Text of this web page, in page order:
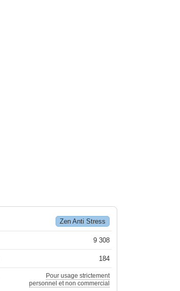
Zen Anti Stress
9 308
184
Pour usage strictement
personnel et non commercial